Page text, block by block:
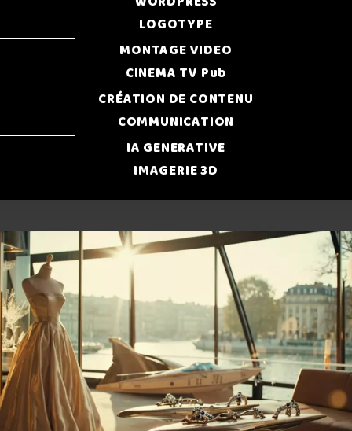
LOGOTYPE
MONTAGE VIDEO
CINEMA TV Pub
CRÉATION DE CONTENU
COMMUNICATION
IA GENERATIVE
IMAGERIE 3D